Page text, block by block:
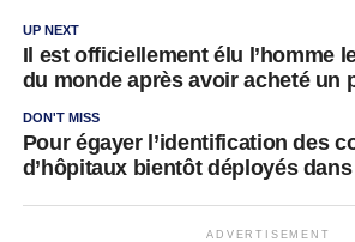
UP NEXT
Il est officiellement élu l’homme
du monde après avoir acheté un
DON'T MISS
Pour égayer l’identification des
d’hôpitaux bientôt déployés
ADVERTISEMENT